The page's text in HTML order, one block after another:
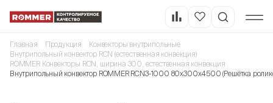
Главная Продукция
Конвекторы внутрипольные
Внутрипольный конвектор RCN (естественная конвекция)
ROMMER Конвекторы RCN, ширина 300, естественная конвекция
Внутрипольный конвектор ROMMER RCN3-1000 80х300х4500 (Решётка